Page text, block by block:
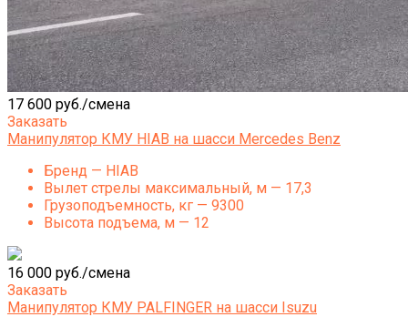
17 600 руб./смена
Заказать
Манипулятор КМУ HIAB на шасси Mercedes Benz
Бренд — HIAB
Вылет стрелы максимальный, м — 17,3
Грузоподъемность, кг — 9300
Высота подъема, м — 12
16 000 руб./смена
Заказать
Манипулятор КМУ PALFINGER на шасси Isuzu